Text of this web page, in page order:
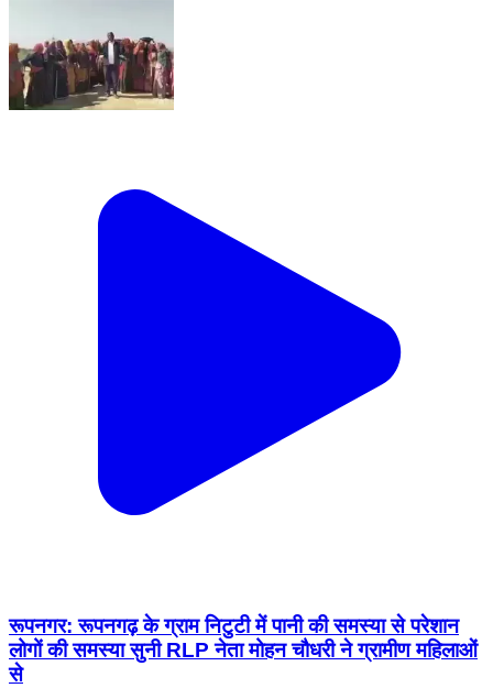
रूपनगर: रूपनगढ़ के ग्राम निटुटी में पानी की समस्या से परेशान
लोगों की समस्या सुनी RLP नेता मोहन चौधरी ने ग्रामीण महिलाओं
से